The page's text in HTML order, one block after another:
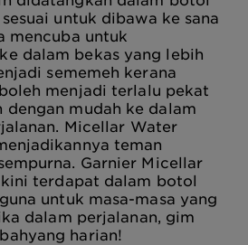
untuk dibawa ke sana
mencuba untuk
dalam bekas yang lebih
sememeh kerana
menjadi terlalu pekat
dengan mudah ke dalam
Micellar Water
teman
Garnier Micellar
terdapat dalam botol
untuk masa-masa yang
dalam perjalanan, gim
harian!